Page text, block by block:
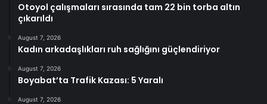
Otoyol çalışmaları sırasında tam 22 bin torba altın
çıkarıldı
August 7, 2026
Kadın arkadaşlıkları ruh sağlığını güçlendiriyor
August 7, 2026
Boyabat’ta Trafik Kazası: 5 Yaralı
August 7, 2026